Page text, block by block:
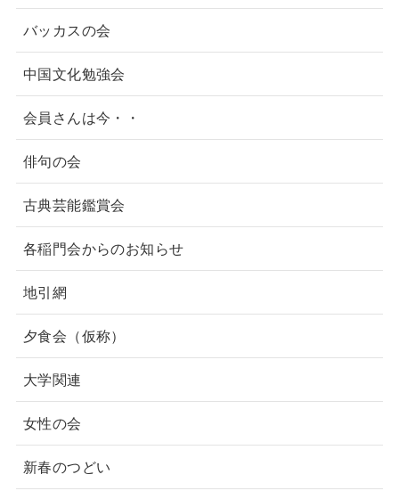
バッカスの会
中国文化勉強会
会員さんは今・・
俳句の会
古典芸能鑑賞会
各稲門会からのお知らせ
地引網
夕食会（仮称）
大学関連
女性の会
新春のつどい